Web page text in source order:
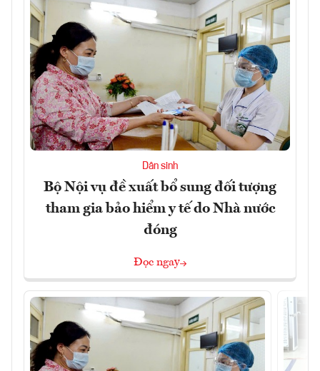
Dân sinh
Bộ Nội vụ đề xuất bổ sung đối tượng
tham gia bảo hiểm y tế do Nhà nước
đóng
Đọc ngay